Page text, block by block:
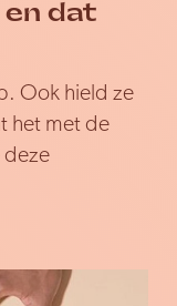
dat
Ook hield ze
het met de
deze